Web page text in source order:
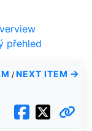
přehled
/ NEXT ITEM